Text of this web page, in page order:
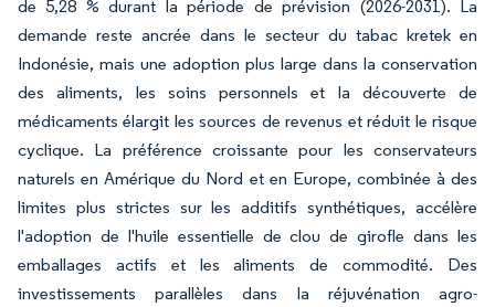
de 5,28 % durant la période de prévision (2026-2031). La
demande reste ancrée dans le secteur du tabac kretek en
Indonésie, mais une adoption plus large dans la conservation
des aliments, les soins personnels et la découverte de
médicaments élargit les sources de revenus et réduit le risque
cyclique. La préférence croissante pour les conservateurs
naturels en Amérique du Nord et en Europe, combinée à des
limites plus strictes sur les additifs synthétiques, accélère
l'adoption de l'huile essentielle de clou de girofle dans les
emballages actifs et les aliments de commodité. Des
investissements parallèles dans la réjuvénation agro-